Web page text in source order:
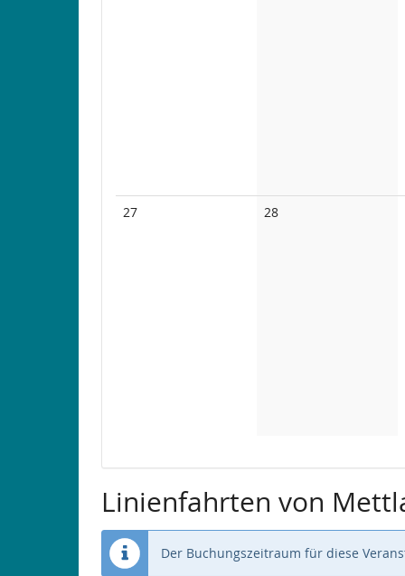
27Keine
28Keine
Linienfahrten von
Der Buchungszeitraum für diese